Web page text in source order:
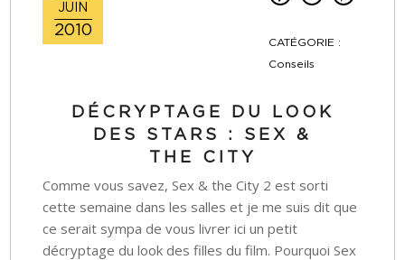
JUIN
2010
CATÉGORIE :
Conseils
DÉCRYPTAGE DU LOOK
DES STARS : SEX &
THE CITY
Comme vous savez, Sex & the City 2 est sorti
cette semaine dans les salles et je me suis dit que
ce serait sympa de vous livrer ici un petit
décryptage du look des filles du film. Pourquoi Sex